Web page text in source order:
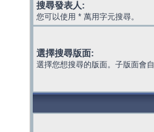
搜尋發表人:
您可以使用 * 萬用字元搜尋。
選擇搜尋版面:
選擇您想搜尋的版面。子版面會